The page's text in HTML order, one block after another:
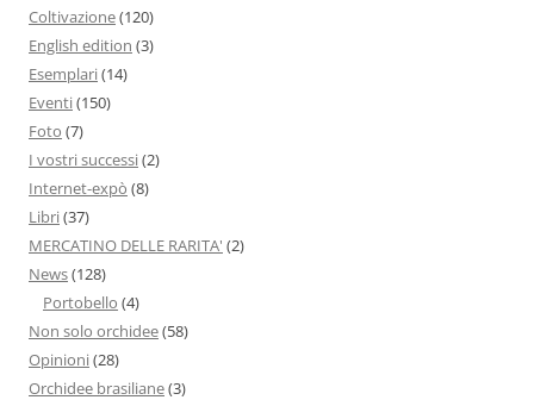
Coltivazione(120)
English edition (3)
Esemplari(14)
Eventi(150)
Foto (7)
I vostri successi(2)
Internet-expò (8)
Libri(37)
MERCATINO DELLE RARITA' (2)
News(128)
Portobello (4)
Non solo orchidee(58)
Opinioni(28)
Orchidee brasiliane(3)